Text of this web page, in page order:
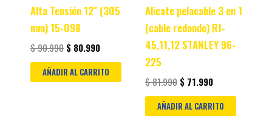
Alta Tensión 12″ (305
mm) 15-098
$90.990 $ 80.990
AÑADIR AL CARRITO
Alicate pelacable 3 en 1
(cable redondo) RJ-
45,11,12 STANLEY 96-
225
$81.990 $ 71.990
AÑADIR AL CARRITO